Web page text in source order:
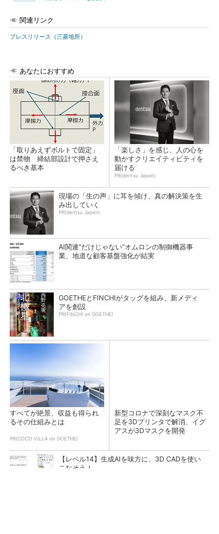
関連リンク
プレスリリース（三菱地所）
あなたにおすすめ
「取りあえずボルトで固定」
は禁物 締結部設計で押さえ
るべき基本
「楽しさ」を感じ、人の心を
動かすクリエイティビティを
届ける
PR(dentsu Japan)
現場の「生の声」に耳を傾け、真の解決策を生
み出していく
PR(dentsu Japan)
AI関連“だけじゃない”オムロンの制御機器事
業、地道な顧客基盤強化が結実
GOETHEとFINCHIがタッグを組み、新メディ
アを創設
PR(FINCHI on GOETHE)
すべてが絶景、収益も得られ
るその仕組みとは
PR(COCO VILLA on GOETHE)
新型コロナで深刻なマスク不
足を3Dプリンタで解消、イグ
アスが3Dマスクを開発
【レベル14】生成AIを味方に、3D CADを使い
こなそう！